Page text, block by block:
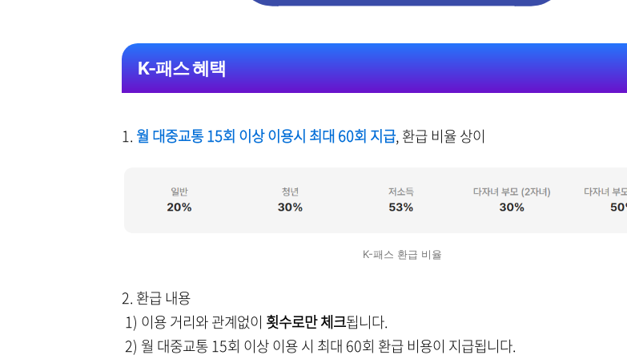
K-패스 혜택
1. 월 대중교통 15회 이상 이용시 최대 60회 지급, 환급 비율 상이
K-패스 환급 비율
2. 환급 내용
1) 이용 거리와 관계없이 횟수로만 체크됩니다.
2) 월 대중교통 15회 이상 이용 시 최대 60회 환급 비용이 지급됩니다.